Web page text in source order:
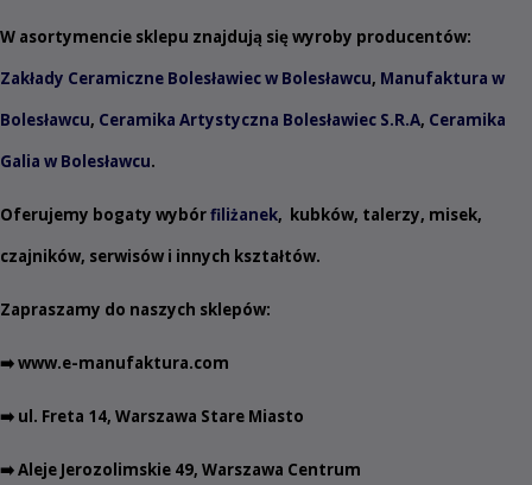
W asortymencie sklepu znajdują się wyroby producentów:
Zakłady Ceramiczne Bolesławiec w Bolesławcu, Manufaktura w
Bolesławcu, Ceramika Artystyczna Bolesławiec S.R.A, Ceramika
Galia w Bolesławcu.
Oferujemy bogaty wybórfiliżanek, kubków, talerzy, misek,
czajników, serwisów i innych kształtów.
Zapraszamy do naszych sklepów:
➡️www.e-manufaktura.com
➡️ ul. Freta 14, Warszawa Stare Miasto
➡️ Aleje Jerozolimskie 49, Warszawa Centrum